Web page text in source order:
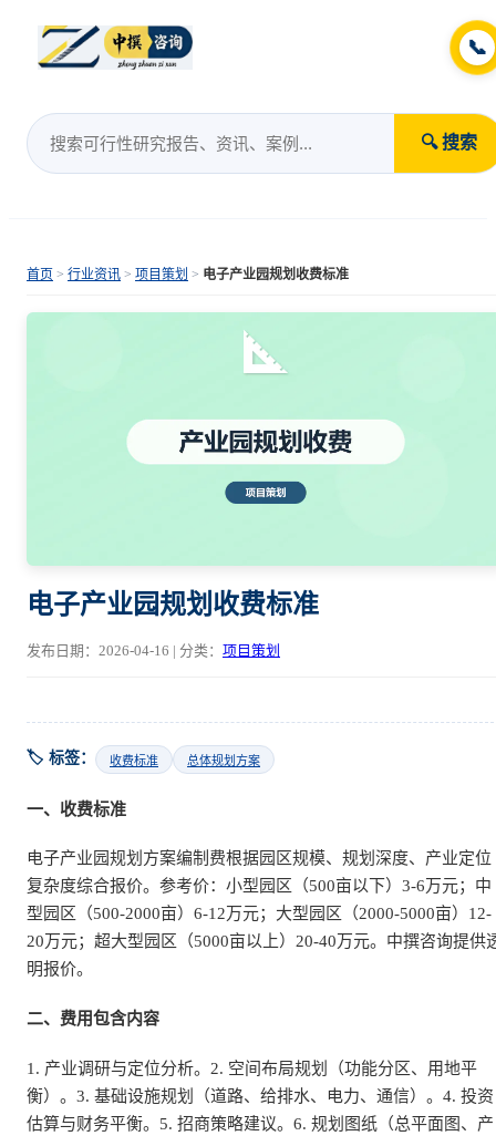
📞
🔍 搜索
首页 > 行业资讯 > 项目策划 > 电子产业园规划收费标准
电子产业园规划收费标准
发布日期：2026-04-16 | 分类： 项目策划
🏷️ 标签： 收费标准 总体规划方案
一、收费标准
电子产业园规划方案编制费根据园区规模、规划深度、产业定位
复杂度综合报价。参考价：小型园区（500亩以下）3-6万元；中
型园区（500-2000亩）6-12万元；大型园区（2000-5000亩）12-
20万元；超大型园区（5000亩以上）20-40万元。中撰咨询提供
明报价。
二、费用包含内容
1. 产业调研与定位分析。2. 空间布局规划（功能分区、用地平
衡）。3. 基础设施规划（道路、给排水、电力、通信）。4. 投资
估算与财务平衡。5. 招商策略建议。6. 规划图纸（总平面图、产